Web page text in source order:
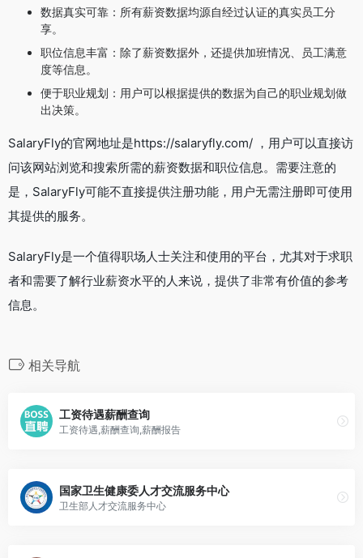
数据真实可靠：所有薪资数据均源自经过认证的真实员工分
享。
职位信息丰富：除了薪资数据外，还提供加班情况、员工满意
度等信息。
便于职业规划：用户可以根据提供的数据为自己的职业规划做
出决策。
SalaryFly的官网地址是https://salaryfly.com/ ，用户可以直接访
问该网站浏览和搜索所需的薪资数据和职位信息。需要注意的
是，SalaryFly可能不直接提供注册功能，用户无需注册即可使用
其提供的服务。
SalaryFly是一个值得职场人士关注和使用的平台，尤其对于求职
者和需要了解行业薪资水平的人来说，提供了非常有价值的参考
信息。
相关导航
工资待遇薪酬查询
工资待遇,薪酬查询,薪酬报告
国家卫生健康委人才交流服务中心
卫生部人才交流服务中心